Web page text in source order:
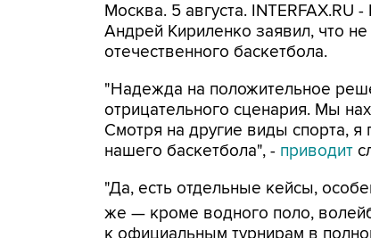
Москва. 5 августа.
Андрей Кириленко заявил, что
отечественного баскетбола.
"Надежда на положительное
отрицательного сценария. Мы
Смотря на другие виды спорта,
нашего баскетбола", - приводит
"Да, есть отдельные кейсы,
же — кроме водного поло,